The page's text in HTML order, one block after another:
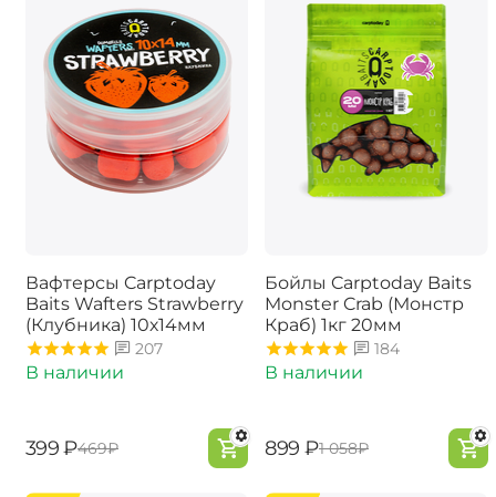
Вафтерсы Carptoday
Baits Wafters Strawberry
(Клубника) 10х14мм
207
В наличии
‍399‍ ₽‍469‍₽
Бойлы Carptoday Baits
Monster Crab (Монстр
Краб) 1кг 20мм
184
В наличии
‍899‍ ₽‍1 058‍₽